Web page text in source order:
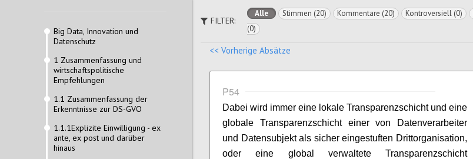
Big Data, Innovation und
Datenschutz
1 Zusammenfassung und
wirtschaftspolitische
Empfehlungen
1.1 Zusammenfassung der
Erkenntnisse zur DS-GVO
1.1.1Explizite Einwilligung - ex
ante, ex post und darüber
hinaus
FILTER:
Alle Stimmen (20) Kommentare (20) Kontroversiell (0)
(0)
<< Vorherige Absätze
P54
Dabei wird immer eine lokale Transparenzschicht und eine
globale Transparenzschicht einer von Datenverarbeiter
und Datensubjekt als sicher eingestuften Drittorganisation,
oder eine global verwaltete Transparenzschicht